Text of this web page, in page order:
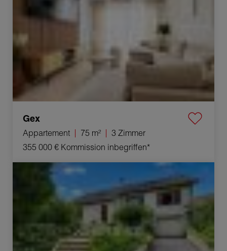
Gex
Appartement 75 m²
3 Zimmer
355 000 € Kommission inbegriffen*
Verkauf Haus Gex 7 Zimmer 157 m²